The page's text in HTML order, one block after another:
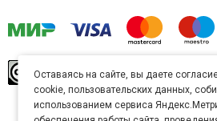
произведение
Commons
Непортированная.
Карта сайта
Оставаясь на сайте, вы даете
cookie, пользовательских данных,
использованием сервиса